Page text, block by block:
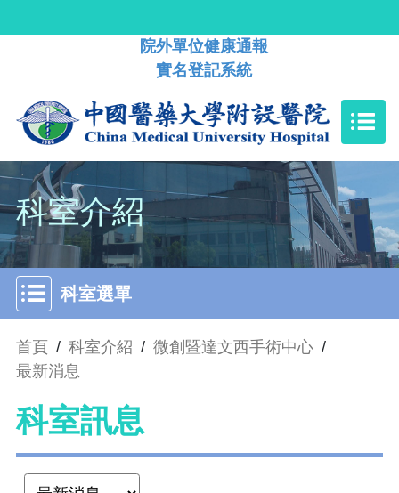
院外單位健康通報
實名登記系統
科室介紹
科室選單
首頁 / 科室介紹 / 微創暨達文西手術中心 /
最新消息
科室訊息